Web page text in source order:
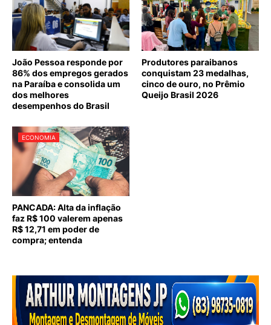
João Pessoa responde por
86% dos empregos gerados
na Paraíba e consolida um
dos melhores
desempenhos do Brasil
Produtores paraibanos
conquistam 23 medalhas,
cinco de ouro, no Prêmio
Queijo Brasil 2026
ECONOMIA
PANCADA: Alta da inflação
faz R$ 100 valerem apenas
R$ 12,71 em poder de
compra; entenda